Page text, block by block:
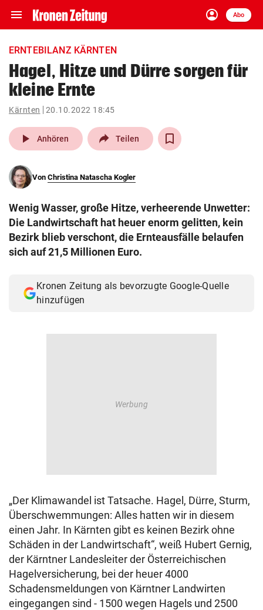
menu Navigation
ein-/ausklappen
account_circle
Anmelden
Abo
close Schließen
account_circle Anmelden
pin_drop
Wien arrow_right
search
eingeben
Muthgasse 2, 1190 Wien
ERNTEBILANZ KÄRNTEN
Hagel, Hitze und Dürre sorgen für
kleine Ernte
Kärnten 20.10.2022 18:45
play_arrow Anhören Teilen
Von Christina Natascha Kogler
Wenig Wasser, große Hitze, verheerende Unwetter:
Die Landwirtschaft hat heuer enorm gelitten, kein
Bezirk blieb verschont, die Ernteausfälle belaufen
sich auf 21,5 Millionen Euro.
Kronen Zeitung als bevorzugte Google-Quelle
hinzufügen
„Der Klimawandel ist Tatsache. Hagel, Dürre, Sturm,
Überschwemmungen: Alles hatten wir in diesem
einen Jahr. In Kärnten gibt es keinen Bezirk ohne
Schäden in der Landwirtschaft“, weiß Hubert Gernig,
der Kärntner Landesleiter der Österreichischen
Hagelversicherung, bei der heuer 4000
Schadensmeldungen von Kärntner Landwirten
eingegangen sind - 1500 wegen Hagels und 2500